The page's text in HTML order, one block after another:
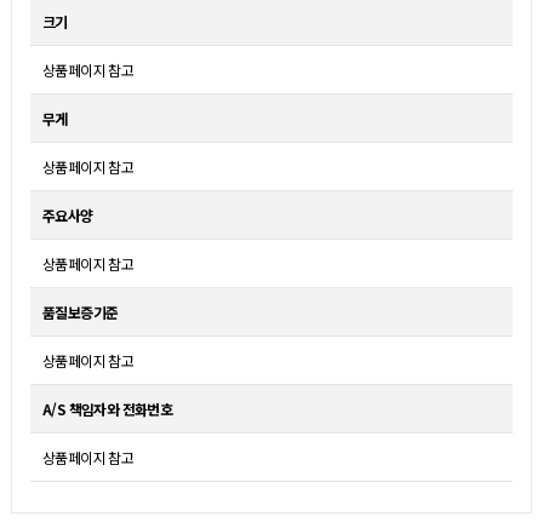
크기
상품페이지 참고
무게
상품페이지 참고
주요사양
상품페이지 참고
품질보증기준
상품페이지 참고
A/S 책임자와 전화번호
상품페이지 참고